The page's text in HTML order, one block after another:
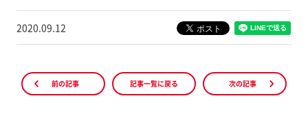
2020.09.12
前の記事 記事一覧に戻る 次の記事